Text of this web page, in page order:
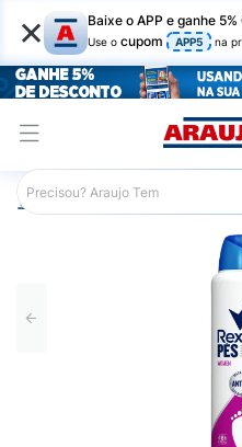
× Baixe o APP e ganhe 5%
Use o cupom APP5 na
Araujo Higiene Pessoal